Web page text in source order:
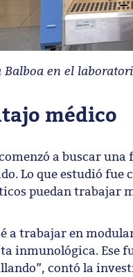
Balboa en el
médico
a buscar
Lo que estudió fue
puedan trabajar
a trabajar en
inmunológica. Ese
contó la